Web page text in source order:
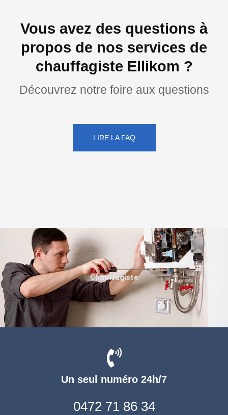
Vous avez des questions à
propos de nos services de
chauffagiste Ellikom ?
Découvrez notre foire aux questions
LIRE LA FAQ
Un seul numéro 24h/7
0472 71 86 34
Chauffagiste